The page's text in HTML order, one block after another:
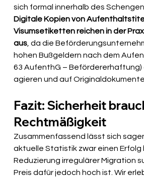
sich formal innerhalb des
Digitale Kopien von
Visumsetiketten reichen in der
aus , da die
hohen Bußgeldern nach dem
63 AufenthG –
agieren und auf
Fazit: Sicherheit
Rechtmäßigkeit
Zusammenfassend lässt sich
aktuelle Statistik zwar einen Erfolg
Reduzierung irregulärer Migration
Preis dafür jedoch hoch ist. Wir